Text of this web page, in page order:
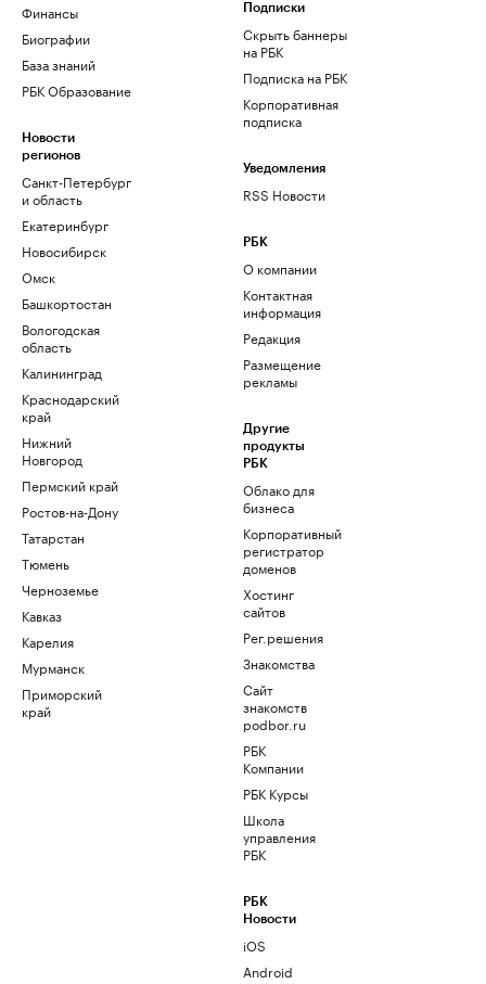
Финансы
Биографии
База знаний
РБК Образование
Новости
регионов
Санкт-Петербург
и область
Екатеринбург
Новосибирск
Омск
Башкортостан
Вологодская
область
Калининград
Краснодарский
край
Нижний
Новгород
Пермский край
Ростов-на-Дону
Татарстан
Тюмень
Черноземье
Кавказ
Карелия
Мурманск
Приморский
край
Подписки
Скрыть баннеры
на РБК
Подписка на РБК
Корпоративная
подписка
Уведомления
RSS Новости
РБК
О компании
Контактная
информация
Редакция
Размещение
рекламы
Другие
продукты
РБК
Облако для
бизнеса
Корпоративный
регистратор
доменов
Хостинг
сайтов
Рег.решения
Знакомства
Сайт
знакомств
podbor.ru
РБК
Компании
РБК Курсы
Школа
управления
РБК
РБК
Новости
iOS
Android